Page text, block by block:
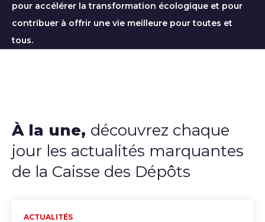
pour accélérer la transformation écologique et pour
contribuer à offrir une vie meilleure pour toutes et
tous.
À la une, découvrez chaque
jour les actualités marquantes
de la Caisse des Dépôts
ACTUALITÉS